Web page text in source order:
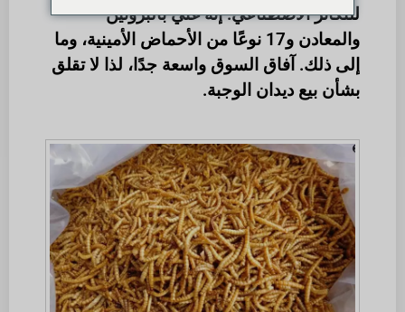
للتكاثر الاصطناعي. إنه غني بالبروتين
والمعادن و17 نوعًا من الأحماض الأمينية، وما
إلى ذلك. آفاق السوق واسعة جدًا، لذا لا تقلق
بشأن بيع ديدان الوجبة.